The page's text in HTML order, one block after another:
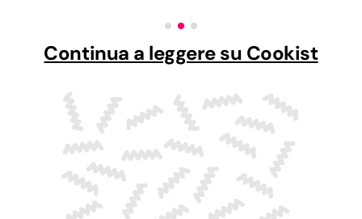
Continua a leggere su Cookist